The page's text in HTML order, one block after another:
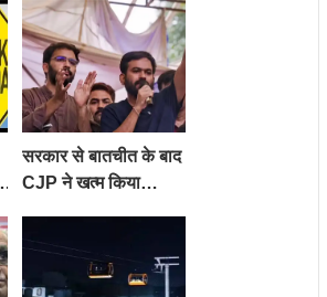
सरकार से बातचीत के बाद
CJP ने खत्म किया